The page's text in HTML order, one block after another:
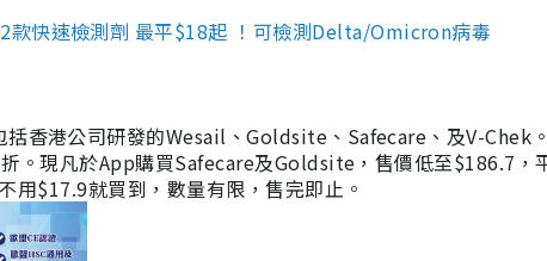
款快速檢測劑 最平$18起 ！可檢測Delta/Omicron病毒
香港公司研發的Wesail、Goldsite、Safecare、及V-Chek
。現凡於App購買Safecare及Goldsite，售價低至$186.7，
用$17.9就買到，數量有限，售完即止。